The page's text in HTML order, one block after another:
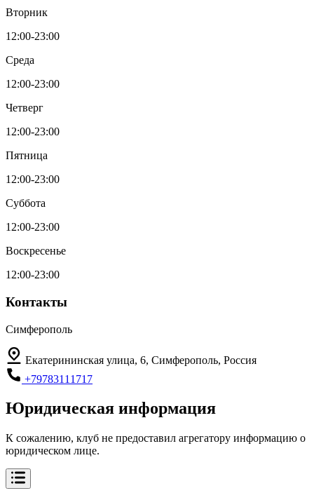
Вторник
12:00-23:00
Среда
12:00-23:00
Четверг
12:00-23:00
Пятница
12:00-23:00
Суббота
12:00-23:00
Воскресенье
12:00-23:00
Контакты
Симферополь
Екатерининская улица, 6, Симферополь, Россия
+79783111717
Юридическая информация
К сожалению, клуб не предоставил агрегатору информацию о
юридическом лице.